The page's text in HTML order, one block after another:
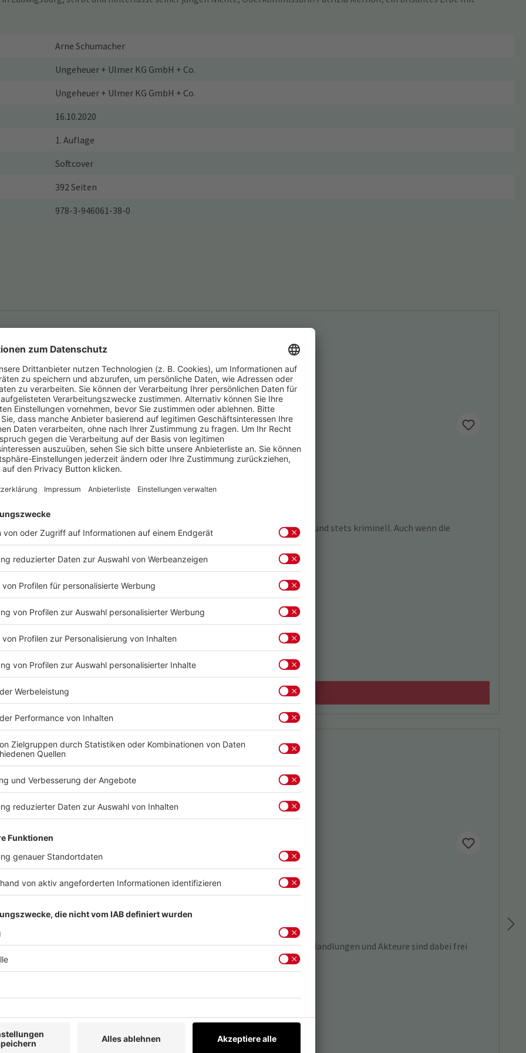
Arne Schumacher
Ungeheuer + Ulmer KG GmbH + Co.
Ungeheuer + Ulmer KG GmbH + Co.
16.10.2020
1. Auflage
Softcover
392 Seiten
978-3-946061-38-0
Schedy wieder schaurig-schöne Kurzgeschichten, allesamt weinselig und stets kriminell. Auch wenn die
Kulisse rund um Besigheim, stellvertretend für das ganze Unterland.
Geschichten mit in die schroffen Felsengärten des Neckartals. Die Handlungen und Akteure sind dabei frei